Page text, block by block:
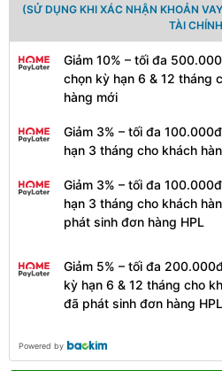
(SỬ DỤNG KHI XÁC NHẬN KHOẢN
TÀI
Giảm 10% – tối đa
chọn kỳ hạn 6 & 12 tháng
hàng mới
Giảm 3% – tối đa
hạn 3 tháng cho khách
Giảm 3% – tối đa
hạn 3 tháng cho khách
phát sinh đơn hàng HPL
Giảm 5% – tối đa
kỳ hạn 6 & 12 tháng cho
đã phát sinh đơn hàng HPL
Powered by